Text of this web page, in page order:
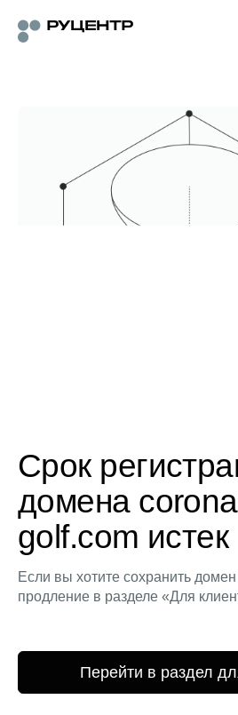
Срок
домена
golf.com истек
Если вы хотите сохранить
продление в разделе «Для
Перейти в раздел